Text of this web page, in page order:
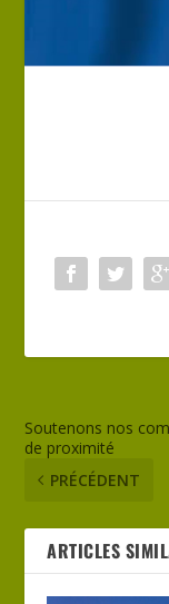
Soutenons nos
de proximité
PRÉCÉDENT
ARTICLES